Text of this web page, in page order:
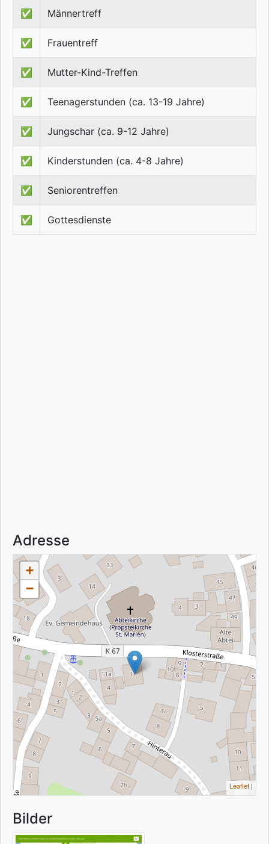
✅ Männertreff
✅ Frauentreff
✅ Mutter-Kind-Treffen
✅ Teenagerstunden (ca. 13-19 Jahre)
✅ Jungschar (ca. 9-12 Jahre)
✅ Kinderstunden (ca. 4-8 Jahre)
✅ Seniorentreffen
✅ Gottesdienste
Adresse
+
−
Leaflet |
Bilder